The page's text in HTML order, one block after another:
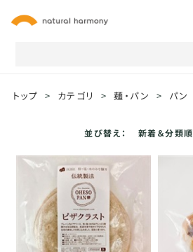
トップ > カテゴリ > 麺・パン > パン
並び替え： 新着＆分類順